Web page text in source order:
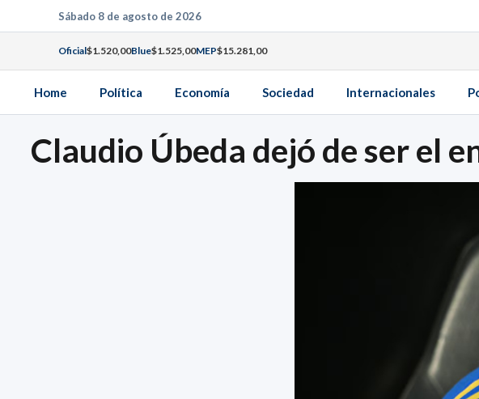
al
contenido
Sábado 8 de agosto de 2026
Oficial$1.520,00Blue$1.525,00MEP$15.281,00
Home Política Economía Sociedad Internacionales
Claudio Úbeda dejó de ser el